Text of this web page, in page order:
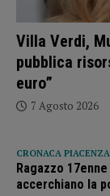
Villa Verdi,
pubblica
euro”
7 Agosto 2026
CRONACA PIACENZA
Ragazzo
accerchiano la